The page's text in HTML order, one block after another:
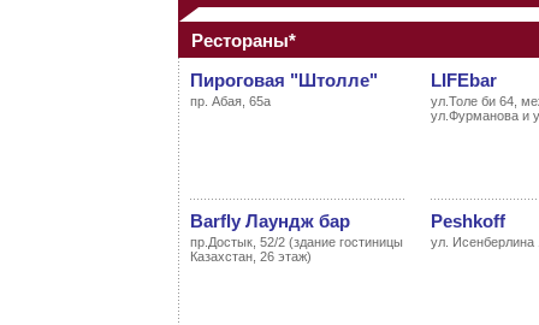
Рестораны*
Пироговая "Штолле"
пр. Абая, 65а
LIFEbar
ул.Толе би 64,
ул.Фурманова и
Barfly Лаундж бар
пр.Достык, 52/2 (здание гостиницы
Казахстан, 26 этаж)
Peshkoff
ул. Исенберлина